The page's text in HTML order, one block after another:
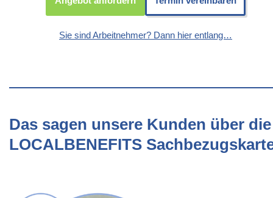
Sie sind Arbeitnehmer? Dann hier entlang…
Das sagen unsere Kunden über die
LOCALBENEFITS